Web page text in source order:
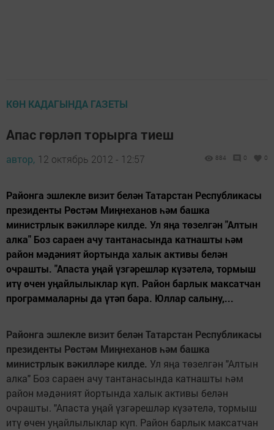
КӨН КАДАГЫНДА ГАЗЕТЫ
Апас гөрләп торырга тиеш
автор, 12 октябрь 2012 - 12:57 884 0 0
Районга эшлекле визит белән Татарстан Республикасы
президенты Рөстәм Миңнеханов һәм башка
министрлык вәкилләре килде. Ул яңа төзелгән "Алтын
алка" Боз сараен ачу тантанасында катнашты һәм
район мәдәният йортында халык активы белән
очрашты. "Апаста уңай үзгәрешләр күзәтелә, тормыш
итү өчен уңайлылыклар күп. Район барлык максатчан
программаларны да үтәп бара. Юллар салыну,...
Районга эшлекле визит белән Татарстан Республикасы
президенты Рөстәм Миңнеханов һәм башка
министрлык вәкилләре килде. Ул яңа төзелгән "Алтын
алка" Боз сараен ачу тантанасында катнашты һәм
район мәдәният йортында халык активы белән
очрашты. "Апаста уңай үзгәрешләр күзәтелә, тормыш
итү өчен уңайлылыклар күп. Район барлык максатчан